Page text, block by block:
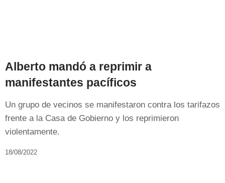
Alberto mandó a reprimir a
manifestantes pacíficos
Un grupo de vecinos se manifestaron contra los tarifazos
frente a la Casa de Gobierno y los reprimieron
violentamente.
18/08/2022